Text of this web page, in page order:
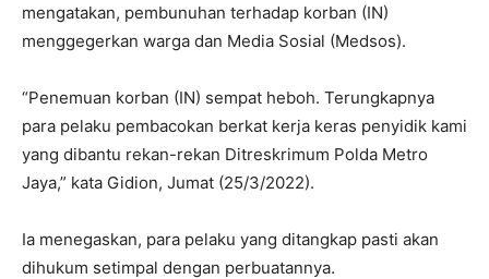
mengatakan, pembunuhan terhadap korban (IN)
menggegerkan warga dan Media Sosial (Medsos).
“Penemuan korban (IN) sempat heboh. Terungkapnya
para pelaku pembacokan berkat kerja keras penyidik kami
yang dibantu rekan-rekan Ditreskrimum Polda Metro
Jaya,” kata Gidion, Jumat (25/3/2022).
Ia menegaskan, para pelaku yang ditangkap pasti akan
dihukum setimpal dengan perbuatannya.